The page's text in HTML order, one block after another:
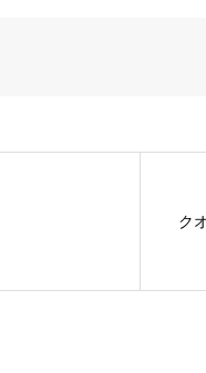
ク